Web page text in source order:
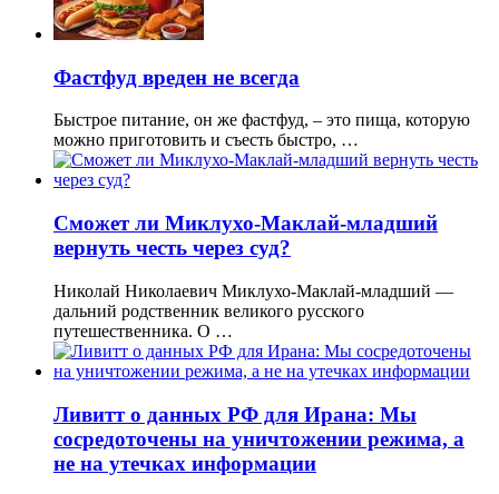
Фастфуд вреден не всегда
Быстрое питание, он же фастфуд, – это пища, которую
можно приготовить и съесть быстро, …
Сможет ли Миклухо-Маклай-младший
вернуть честь через суд?
Николай Николаевич Миклухо-Маклай-младший —
дальний родственник великого русского
путешественника. О …
Ливитт о данных РФ для Ирана: Мы
сосредоточены на уничтожении режима, а
не на утечках информации